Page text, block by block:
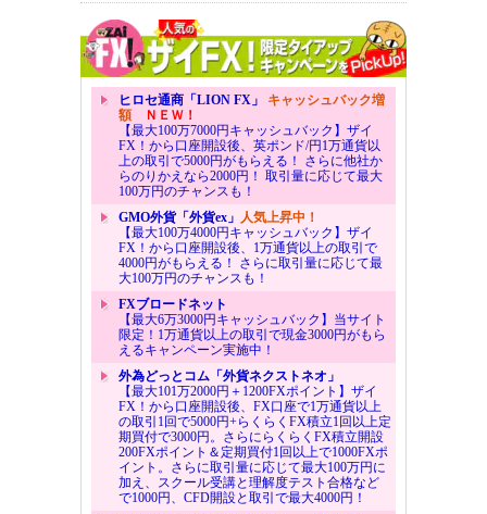
ヒロセ通商「LION FX」 キャッシュバック増
額ＮＥＷ！
【最大100万7000円キャッシュバック】ザイ
FX！から口座開設後、英ポンド/円1万通貨以
上の取引で5000円がもらえる！ さらに他社か
らのりかえなら2000円！ 取引量に応じて最大
100万円のチャンスも！
GMO外貨「外貨ex」 人気上昇中！
【最大100万4000円キャッシュバック】ザイ
FX！から口座開設後、1万通貨以上の取引で
4000円がもらえる！ さらに取引量に応じて最
大100万円のチャンスも！
FXブロードネット
【最大6万3000円キャッシュバック】当サイト
限定！1万通貨以上の取引で現金3000円がもら
えるキャンペーン実施中！
外為どっとコム「外貨ネクストネオ」
【最大101万2000円＋1200FXポイント】ザイ
FX！から口座開設後、FX口座で1万通貨以上
の取引1回で5000円+らくらくFX積立1回以上定
期買付で3000円。さらにらくらくFX積立開設
200FXポイント＆定期買付1回以上で1000FXポ
イント。さらに取引量に応じて最大100万円に
加え、スクール受講と理解度テスト合格など
で1000円、CFD開設と取引で最大4000円！